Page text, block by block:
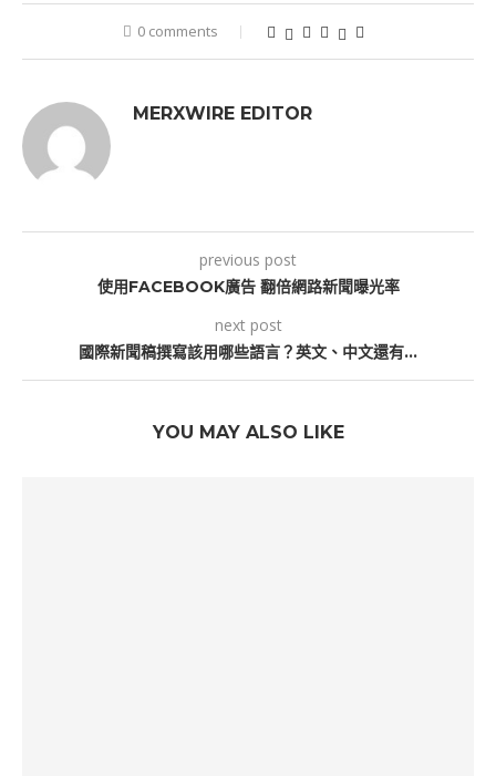
0 comments
MERXWIRE EDITOR
previous post
使用FACEBOOK廣告 翻倍網路新聞曝光率
next post
國際新聞稿撰寫該用哪些語言？英文、中文還有…
YOU MAY ALSO LIKE